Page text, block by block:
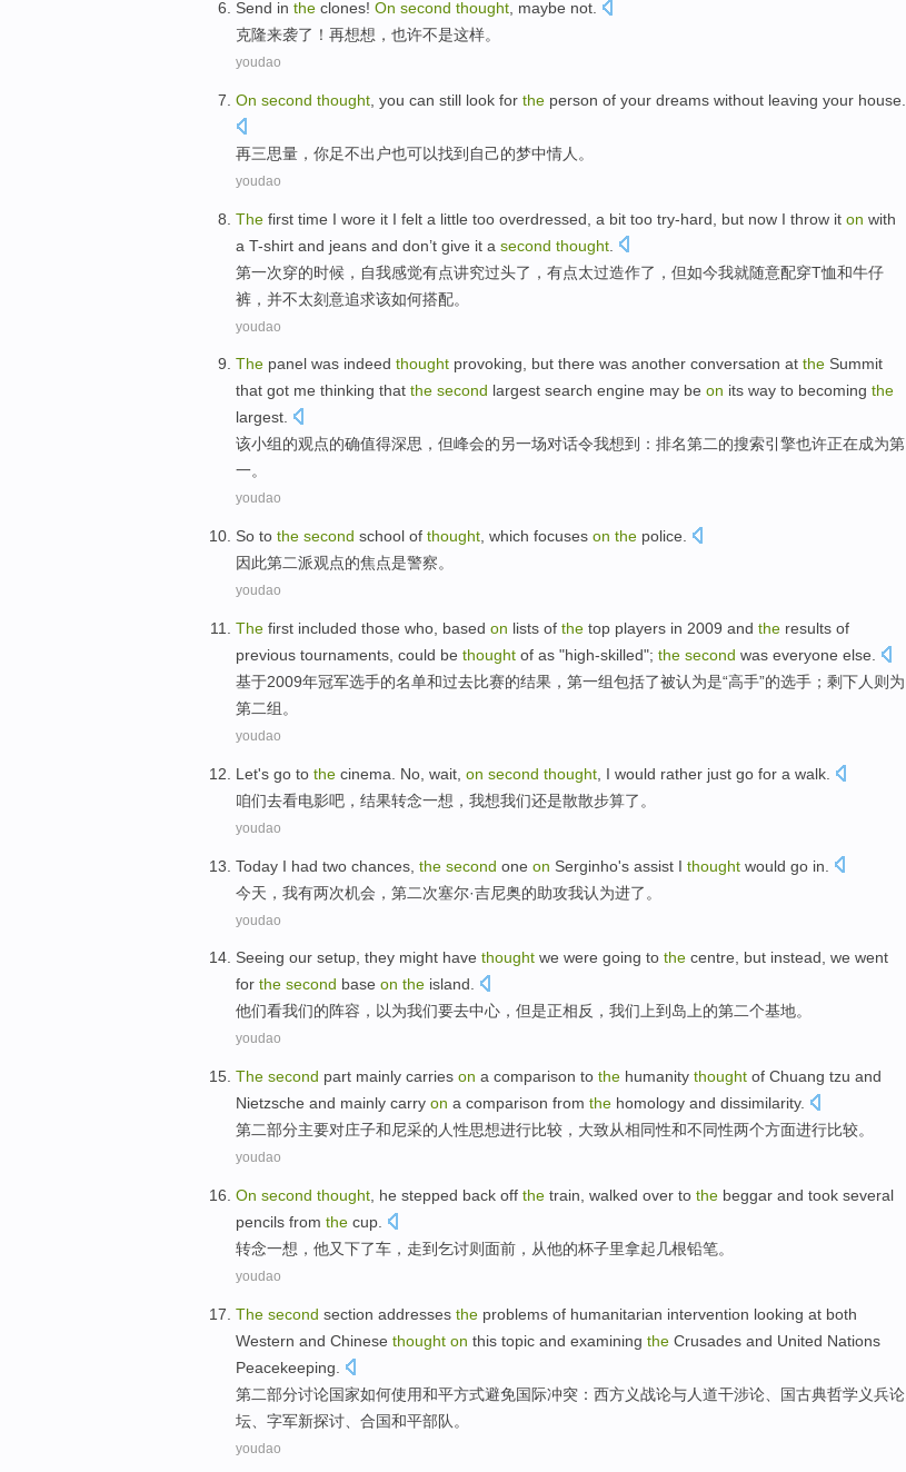
Send in the clones! On second thought maybe not
克隆来袭了！ 再想想， 也许不是这样。
youdao
On second thought you can still look for the person of your dreams without leaving your house.
再三思量 ， 你足不出 户也可以找到 自己的梦中情人 。
youdao
The first time I wore it I felt a little too overdressed , a bit too try-hard , but now I throw it on with
a T-shirt and jeans and don’t give it a second thought
第一次穿的时候，自我感觉有点讲究过头了， 有点太过造作了， 但如今我就随意配穿T恤和牛仔
裤，并不太刻意追求该如何搭配。
youdao
The panel was indeed thought provoking, but there was another conversation at the Summit
that got me thinking that the second largest search engine may be on its way to becoming the
largest.
该小组的观点的确值得深思 ， 但峰会的另一场对话令我想到 ：排名第二的搜索引擎也许正在成为第
一。
youdao
So to the second school of thought which focuses on the police
因此第二派观点的焦点是警察。
youdao
The first included those who, based on lists of the top players in 2009 and the results of
previous tournaments , could be thought of as "high-skilled"; the second was everyone else
基于2009年冠军选手的名单和过去比赛的结果 ， 第一组包括了被认为是“高手”的选手；剩下人 则为
第二组。
youdao
Let's go to the cinema . No, wait on second thought I would rather just go for a walk.
咱们去看电影吧， 结果转念一想 ， 我想我们还是散散步算了。
youdao
Today I had two chances the second one on Serginho's assist I thought would go in.
今天 ， 我有两次机会 ， 第二次塞尔·吉尼奥的助攻我认为进了。
youdao
Seeing our setup, they might have thought we were going to the centre, but instead, we went
for the second base on the island.
他们看我们的阵容 ， 以为我们要去中心 ， 但是正相反 ，我们上到 岛上的第二个基地。
youdao
The second part mainly carries on a comparison to the humanity thought of Chuang tzu and
Nietzsche and mainly carry on a comparison from the homology and dissimilarity.
第二部分主要对庄子和尼采的 人性思想进行比较 ，大致从相同性和不同性两个方面进行比较。
youdao
On second thought he stepped back off the train walked over to the beggar and took several
pencils from the cup
转念一想 ， 他又下了车 ， 走到乞讨则面前， 从他的杯子里拿起 几根铅笔。
youdao
The second section addresses the problems of humanitarian intervention looking at both
Western and Chinese thought on this topic and examining the Crusades and United Nations
Peacekeeping
第二部分讨论国家如何使用和平方式避免国际冲突： 西方义战论与人道干涉论、国古典哲学义兵论
坛 、字军新探讨、合国和平部队。
youdao